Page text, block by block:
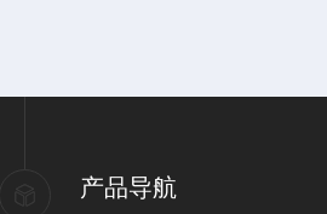
产品导航